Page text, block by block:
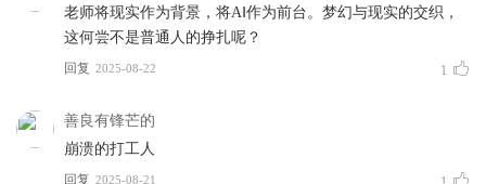
老师将现实作为背景，将AⅠ作为前台。梦幻与现实的交织，
这何尝不是普通人的挣扎呢？
回复 2025-08-22 1
善良有锋芒的
崩溃的打工人
回复 2025-08-21